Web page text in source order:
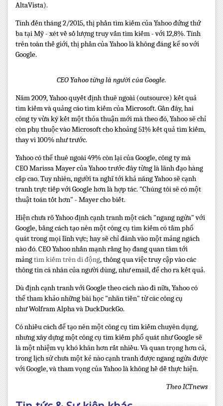
AltaVista).
Tính đến tháng 2/2015, thị phần tìm kiếm của Yahoo đứng thứ
ba tại Mỹ - xét về số lượng truy vấn tìm kiếm - với 12,8%. Tính
trên toàn thế giới, thị phần của Yahoo là không đáng kể so với
Google.
CEO Yahoo từng là người của Google.
Năm 2009, Yahoo quyết định thuê ngoài (outsource) kết quả
tìm kiếm và quảng cáo tìm kiếm của Microsoft. Gần đây, hai
công ty vừa ký kết một thỏa thuận mới mà theo đó, Yahoo sẽ chỉ
còn phụ thuộc vào Microsoft cho khoảng 51% kết quả tìm kiếm,
thay vì 100% như trước.
Yahoo có thể thuê ngoài 49% còn lại của Google, công ty mà
CEO Marissa Mayer của Yahoo trước đây từng là lãnh đạo hàng
cấp cao. Tuy nhiên, người ta nghĩ tới khả năng Yahoo sẽ cạnh
tranh trực tiếp với Google hơn là hợp tác. "Chúng tôi sẽ có một
thuật toán tốt hơn" - Mayer cho biết.
Hiện chưa rõ Yahoo định cạnh tranh một cách "ngang ngửa" với
Google, bằng cách tạo nên một công cụ tìm kiếm có tầm phổ
quát trong mọi lĩnh vực; hay sẽ chỉ đánh vào một mảng ngách
nào đó. CEO Yahoo nhấn mạnh rằng họ đang quan tâm tới
mảngtìm kiếm trên di động, thông qua việc truy cập vào các
thông tin cá nhân của người dùng, như email, để cho ra kết quả.
Dù định cạnh tranh với Google theo cách nào đi nữa, Yahoo có
thể tham khảo những bài học "nhãn tiền" từ các công cụ
như Wolfram Alpha và DuckDuckGo.
Có nhiều cách để tạo nên một công cụ tìm kiếm chuyên dụng,
nhưng xây dựng một công cụ tìm kiếm phổ quát như Google sẽ
là một nhiệm vụ khó khăn hơn rất nhiều. Và quan trọng hơn cả,
trong lịch sử chưa một kẻ nào cạnh tranh được ngang ngửa được
với Google, và tham vọng của Yahoo là không hề dễ thực hiện.
Theo ICTnews